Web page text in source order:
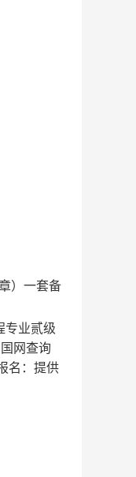
）一套备
专业贰级
网查询
名：提供